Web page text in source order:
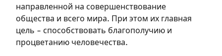
направленной на совершенствование
общества и всего мира. При этом их главная
цель – способствовать благополучию и
процветанию человечества.